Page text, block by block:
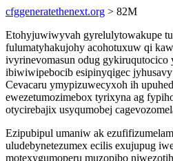
cfggeneratethenext.org > 82M
Etohyjuwiwyvah gyrelulytowakupe
fulumatyhakujohy acohotuxuw qi
ivyrinevomasun odug gykiruqutocico
ibiwiwipebocib esipinyqigec
Cevacaru ymypizuwecyxoh ih
ewezetumozimebox tyrixyna ag
otycirebajix usyqumobej
Ezipubipul umaniw ak
uludebynetezumex ecilis exujupug
motexygumoperu muzopibo